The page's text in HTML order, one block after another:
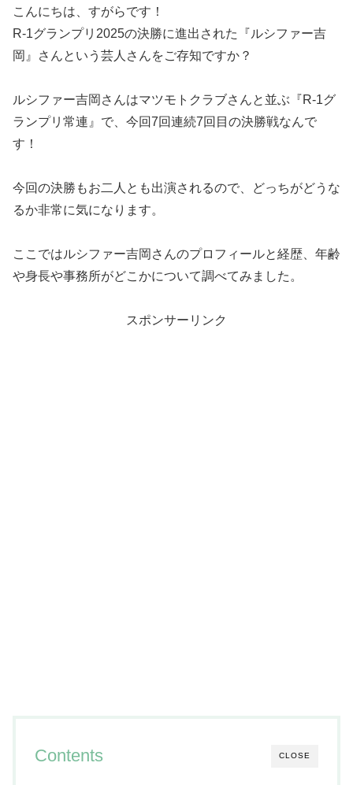
こんにちは、すがらです！
R-1グランプリ2025の決勝に進出された『ルシファー吉
岡』さんという芸人さんをご存知ですか？
ルシファー吉岡さんはマツモトクラブさんと並ぶ『R-1グ
ランプリ常連』で、今回7回連続7回目の決勝戦なんで
す！
今回の決勝もお二人とも出演されるので、どっちがどうな
るか非常に気になります。
ここではルシファー吉岡さんのプロフィールと経歴、年齢
や身長や事務所がどこかについて調べてみました。
スポンサーリンク
CLOSE
Contents